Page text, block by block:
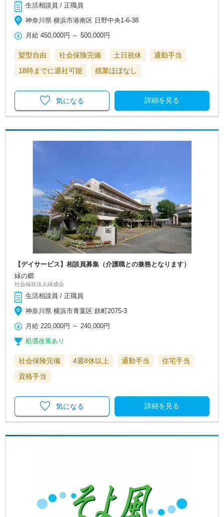
生活相談員 / 正職員
神奈川県 横浜市港南区 日野中央1-6-38
月給 450,000円 ～500,000円
髪型自由 社会保険完備 土日祝休
通勤手当
18時までに退社可能
残業ほぼなし
詳細を見る
気になる
【デイサービス】相談員募集（介護職との兼務となります）
緑の郷
社会福祉法人緑成会
生活相談員 / 正職員
神奈川県 横浜市青葉区 鉄町2075-3
月給 220,000円 ～ 240,000円
処遇改善あり
社会保険完備 4週8休以上 通勤手当
住宅手当
資格手当
詳細を見る
気になる